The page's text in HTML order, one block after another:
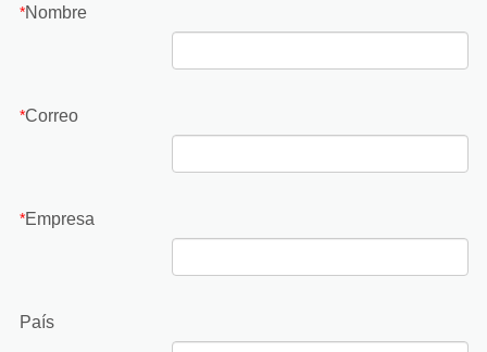
*Nombre
*Correo
*Empresa
País